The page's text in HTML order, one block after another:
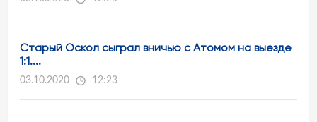
Старый Оскол сыграл вничью с Атомом на выезде
1:1....
03.10.2020 12:23